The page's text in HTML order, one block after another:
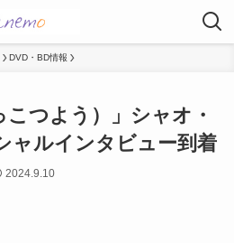
DVD・BD情報
こつよう）」シャオ・
ャルインタビュー到着
2024.9.10